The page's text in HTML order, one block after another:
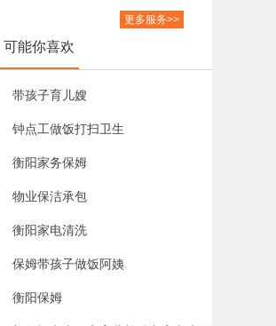
更多服务>>
可能你喜欢
带孩子育儿嫂
钟点工做饭打扫卫生
衡阳家务保姆
物业保洁承包
衡阳家电清洗
保姆带孩子做饭阿姨
衡阳保姆